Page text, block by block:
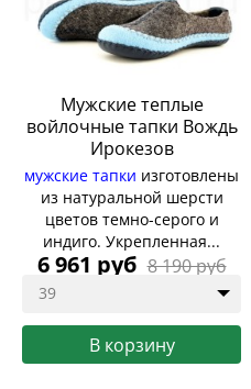
Мужские теплые
войлочные тапки Вождь
Ирокезов
мужские тапки изготовлены
из натуральной шерсти
цветов темно-серого и
индиго. Укрепленная...
6 961 руб 8 190 руб
39
В корзину
Купить